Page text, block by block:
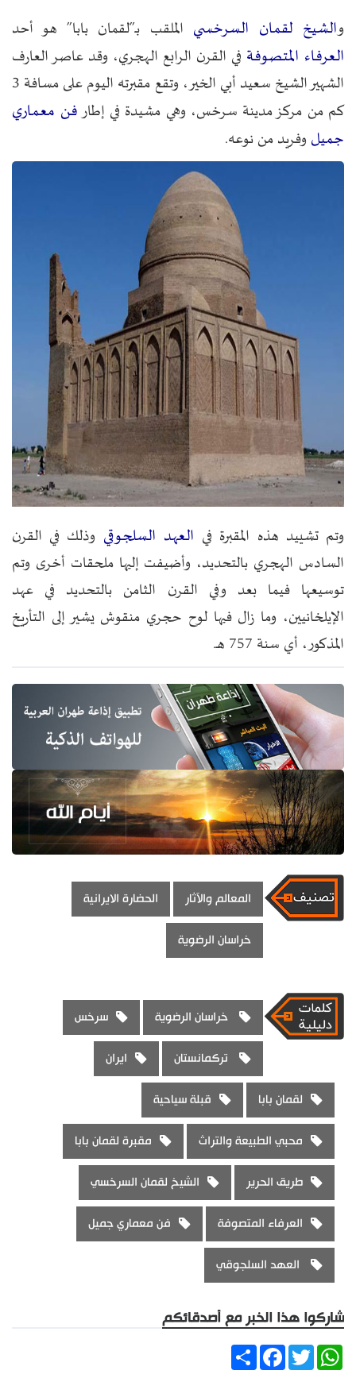
والشيخ لقمان السرخسي الملقب بـ”لقمان بابا” هو أحد
العرفاء المتصوفة في القرن الرابع الهجري، وقد عاصر العارف
الشهير الشيخ سعيد أبي الخير، وتقع مقبرته اليوم على مسافة 3
كم من مركز مدينة سرخس، وهي مشيدة في إطارفن معماري
جميل وفريد من نوعه.
وتم تشييد هذه المقبرة في العهد السلجوقي وذلك في القرن
السادس الهجري بالتحديد، وأضيفت إليها ملحقات أخرى وتم
توسيعها فيما بعد وفي القرن الثامن بالتحديد في عهد
الإيلخانيين، وما زال فيها لوح حجري منقوش يشير إلى التأريخ
المذكور، أي سنة 757 هـ.
المعالم والآثار الحضارة الايرانية
خراسان الرضوية
خراسان الرضوية سرخس
تركمانستان ايران
لقمان بابا قبلة سياحية
محبي الطبيعة والتراث مقبرة لقمان بابا
طريق الحرير الشيخ لقمان السرخسي
العرفاء المتصوفة فن معماري جميل
العهد السلجوقي
شاركوا هذا الخبر مع أصدقائكم
ShareFacebookTwitter
WhatsApp